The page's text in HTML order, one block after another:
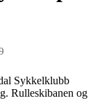
Sykkelklubb
Rulleskibanen og